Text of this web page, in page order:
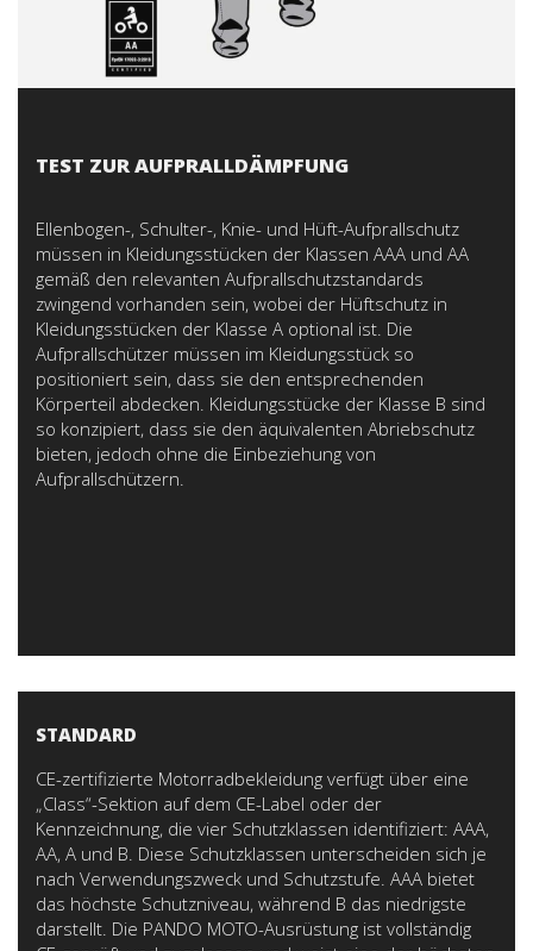
TEST ZUR AUFPRALLDÄMPFUNG
Ellenbogen-, Schulter-, Knie- und Hüft-Aufprallschutz
müssen in Kleidungsstücken der Klassen AAA und AA
gemäß den relevanten Aufprallschutzstandards
zwingend vorhanden sein, wobei der Hüftschutz in
Kleidungsstücken der Klasse A optional ist. Die
Aufprallschützer müssen im Kleidungsstück so
positioniert sein, dass sie den entsprechenden
Körperteil abdecken. Kleidungsstücke der Klasse B sind
so konzipiert, dass sie den äquivalenten Abriebschutz
bieten, jedoch ohne die Einbeziehung von
Aufprallschützern.
STANDARD
CE-zertifizierte Motorradbekleidung verfügt über eine
„Class“-Sektion auf dem CE-Label oder der
Kennzeichnung, die vier Schutzklassen identifiziert: AAA,
AA, A und B. Diese Schutzklassen unterscheiden sich je
nach Verwendungszweck und Schutzstufe. AAA bietet
das höchste Schutzniveau, während B das niedrigste
darstellt. Die PANDO MOTO-Ausrüstung ist vollständig